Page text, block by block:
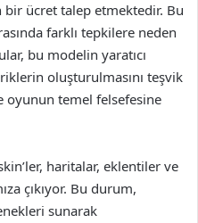
ücret talep etmektedir. Bu
farklı tepkilere neden
bu modelin yaratıcı
oluşturulmasını teşvik
oyunun temel felsefesine
haritalar, eklentiler ve
çıkıyor. Bu durum,
sunarak